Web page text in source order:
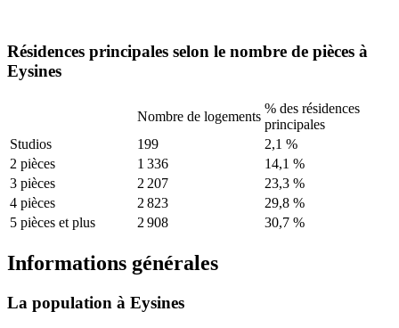
Résidences principales selon le nombre de pièces à
Eysines
Nombre de logements
% des résidences
principales
Studios
199
2,1 %
2 pièces
1 336
14,1 %
3 pièces
2 207
23,3 %
4 pièces
2 823
29,8 %
5 pièces et plus
2 908 30,7 %
Informations générales
La population à Eysines